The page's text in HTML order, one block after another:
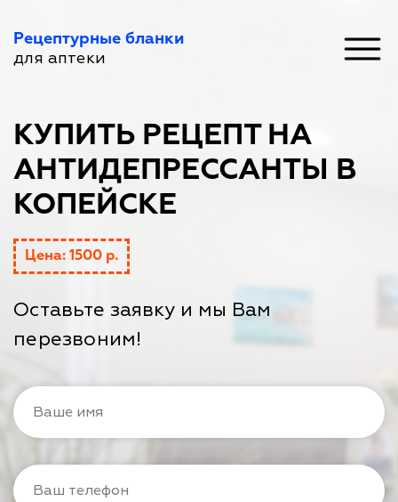
Рецептурные бланки
для аптеки
КУПИТЬ РЕЦЕПТ НА
АНТИДЕПРЕССАНТЫ В
КОПЕЙСКЕ
Цена: 1500 р.
Оставьте заявку и мы Вам
перезвоним!